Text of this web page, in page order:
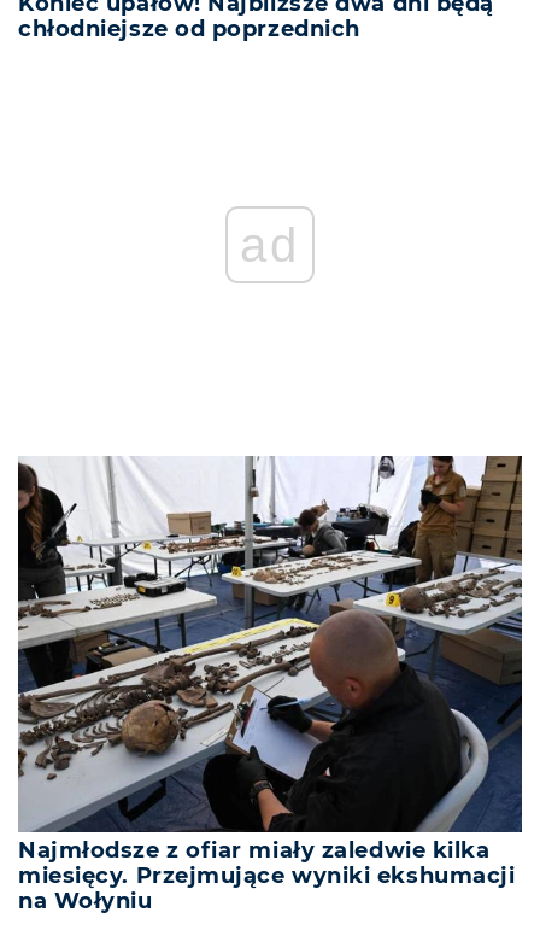
chłodniejsze od poprzednich
ad
Najmłodsze z ofiar miały zaledwie kilka
miesięcy. Przejmujące wyniki ekshumacji
na Wołyniu